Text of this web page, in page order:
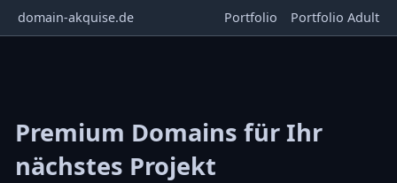
domain-akquise.de Portfolio Portfolio Adult
Premium Domains für Ihr
nächstes Projekt